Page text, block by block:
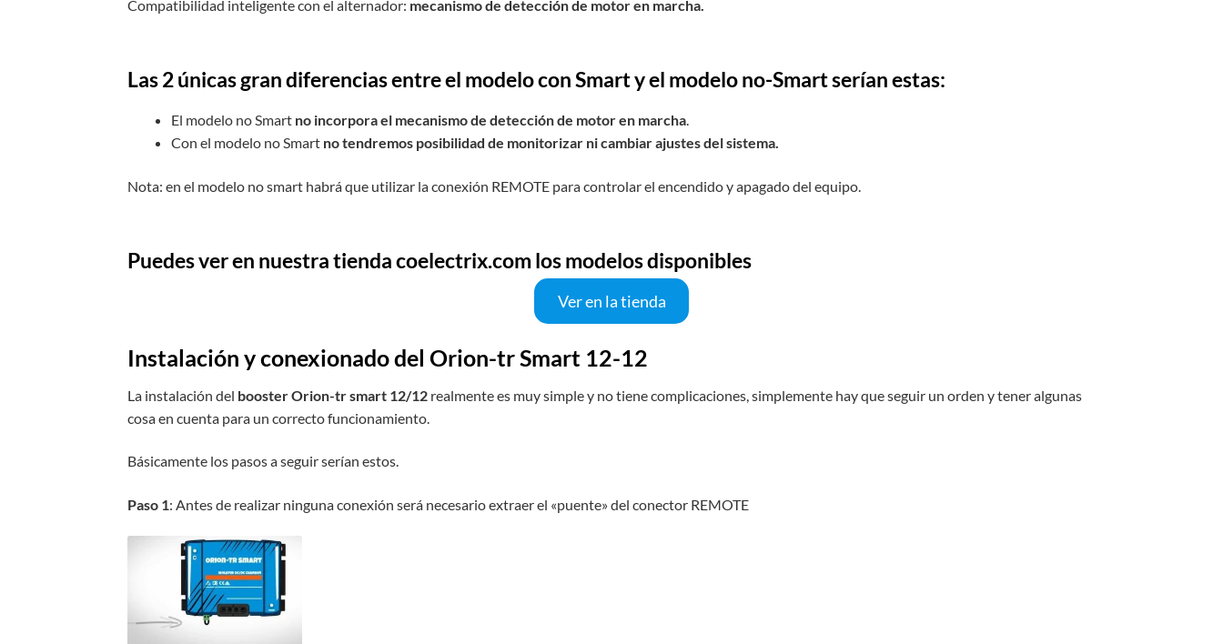
Compatibilidad inteligente con el alternador: mecanismo de detección de motor en marcha.
Las 2 únicas gran diferencias entre el modelo con Smart y el modelo no-Smart serían estas:
El modelo no Smart no incorpora el mecanismo de detección de motor en marcha.
Con el modelo no Smart no tendremos posibilidad de monitorizar ni cambiar ajustes del sistema.
Nota: en el modelo no smart habrá que utilizar la conexión REMOTE para controlar el encendido y apagado del equipo.
Puedes ver en nuestra tienda coelectrix.com los modelos disponibles
Ver en la tienda
Instalación y conexionado del Orion-tr Smart 12-12
La instalación del booster Orion-tr smart 12/12 realmente es muy simple y no tiene complicaciones, simplemente hay que seguir un orden y tener algunas
cosa en cuenta para un correcto funcionamiento.
Básicamente los pasos a seguir serían estos.
Paso 1: Antes de realizar ninguna conexión será necesario extraer el «puente» del conector REMOTE